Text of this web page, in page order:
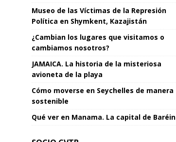
Museo de las Víctimas de la Represión
Política en Shymkent, Kazajistán
¿Cambian los lugares que visitamos o
cambiamos nosotros?
JAMAICA. La historia de la misteriosa
avioneta de la playa
Cómo moverse en Seychelles de manera
sostenible
Qué ver en Manama. La capital de Baréin